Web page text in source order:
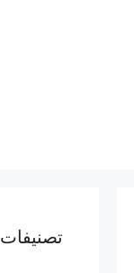
تصنيفات